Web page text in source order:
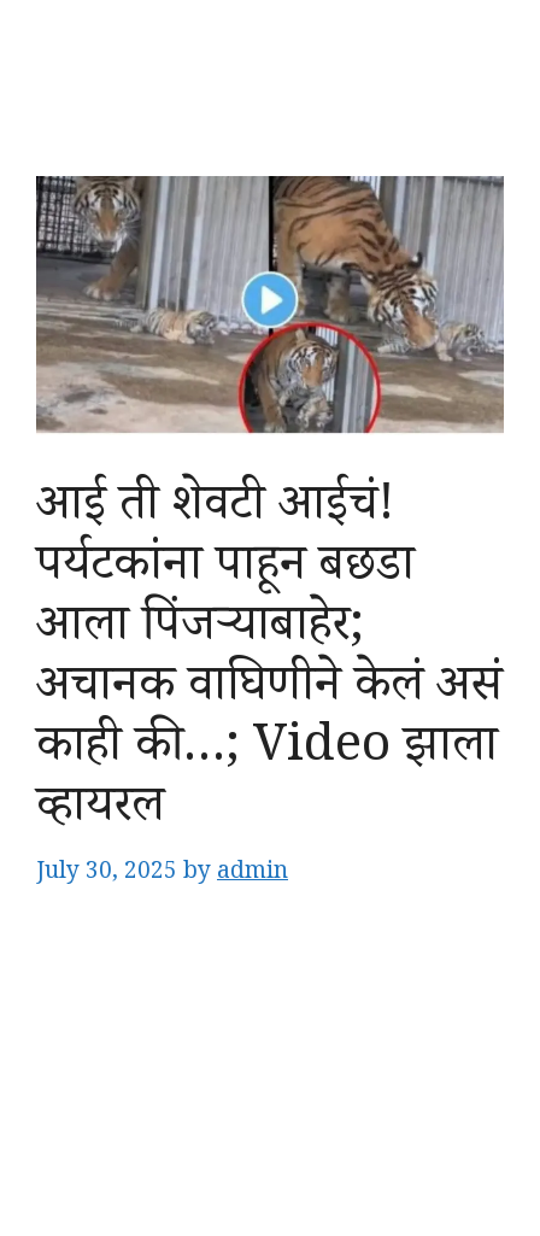
आई ती शेवटी आईचं!
पर्यटकांना पाहून बछडा
आला पिंजऱ्याबाहेर;
अचानक वाघिणीने केलं असं
काही की…; Video झाला
व्हायरल
July 30, 2025 byadmin